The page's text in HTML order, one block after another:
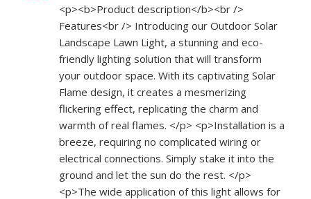
<p><b>Product description</b><br />
Features<br /> Introducing our Outdoor Solar
Landscape Lawn Light, a stunning and eco-
friendly lighting solution that will transform
your outdoor space. With its captivating Solar
Flame design, it creates a mesmerizing
flickering effect, replicating the charm and
warmth of real flames. </p> <p>Installation is a
breeze, requiring no complicated wiring or
electrical connections. Simply stake it into the
ground and let the sun do the rest. </p>
<p>The wide application of this light allows for